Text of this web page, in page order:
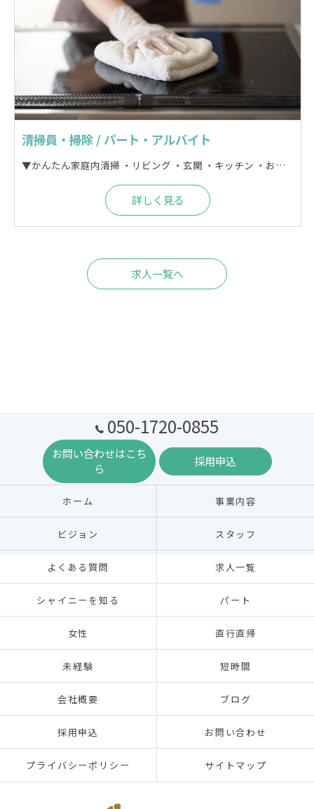
清掃員・掃除 / パート・アルバイト
▼かんたん家庭内清掃 ・リビング ・玄関 ・キッチン ・お風呂 ・トイレ などの水回りを含むモップ掛けや掃除機かけ 拭き清掃などの簡単な清掃をお任せします。 ▼宿泊施設清掃 ・民泊 ・マンスリーの賃貸住宅の退去時 ・ロッジ ・ペンション ・貸別荘 上記施設の清掃をお任せします。 時短勤務 (2時間) なので、無理なく勤務できます。
詳しく見る
求人一覧へ
050-1720-0855
お問い合わせはこち
ら
採用申込
ホーム 事業内容
ビジョン スタッフ
よくある質問 求人一覧
シャイニーを知る パート
女性 直行直帰
未経験 短時間
会社概要 ブログ
採用申込 お問い合わせ
プライバシーポリシー サイトマップ